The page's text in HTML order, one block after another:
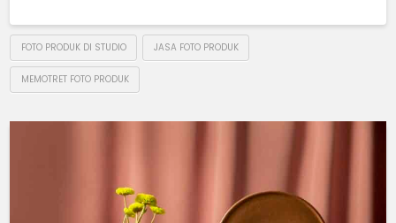
FOTO PRODUK DI STUDIO JASA FOTO PRODUK
MEMOTRET FOTO PRODUK